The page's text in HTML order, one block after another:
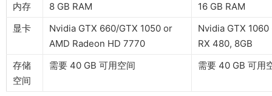
内存
8 GB RAM
16 GB RAM
显卡
Nvidia GTX 660/GTX 1050 or
AMD Radeon HD 7770
Nvidia GTX
RX 480, 8GB
存储
空间
需要 40 GB 可用空间 需要 40 GB 可用